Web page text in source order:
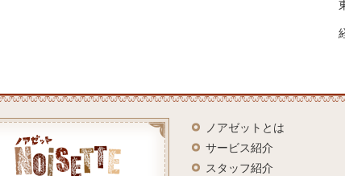
ノアゼットとは
サービス紹介
スタッフ紹介